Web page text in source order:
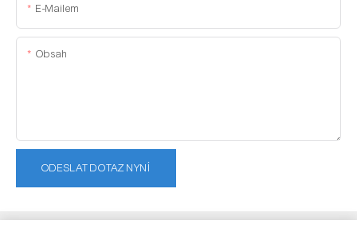
E-Mailem
Obsah
ODESLAT DOTAZ NYNÍ